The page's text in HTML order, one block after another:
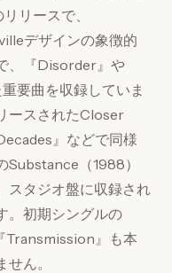
リースで、
デザインの象徴的
、『Disorder』や
要曲を収録していま
ースされたCloser
』などで同様
（1988）
スタジオ盤に収録され
。初期シングルの
Transmission』も本
ん。